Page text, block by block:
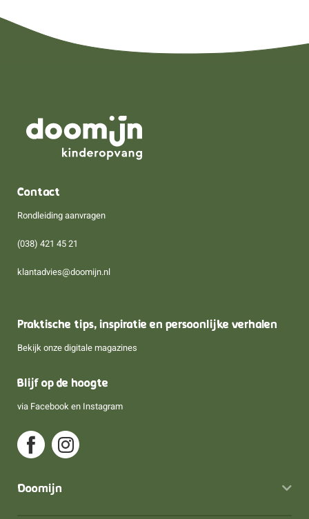
Doomijn
Contact
Rondleiding aanvragen
(038) 421 45 21
klantadvies@doomijn.nl
Praktische tips, inspiratie en persoonlijke verhalen
Bekijk onze digitale magazines
Blijf op de hoogte
via Facebook en Instagram